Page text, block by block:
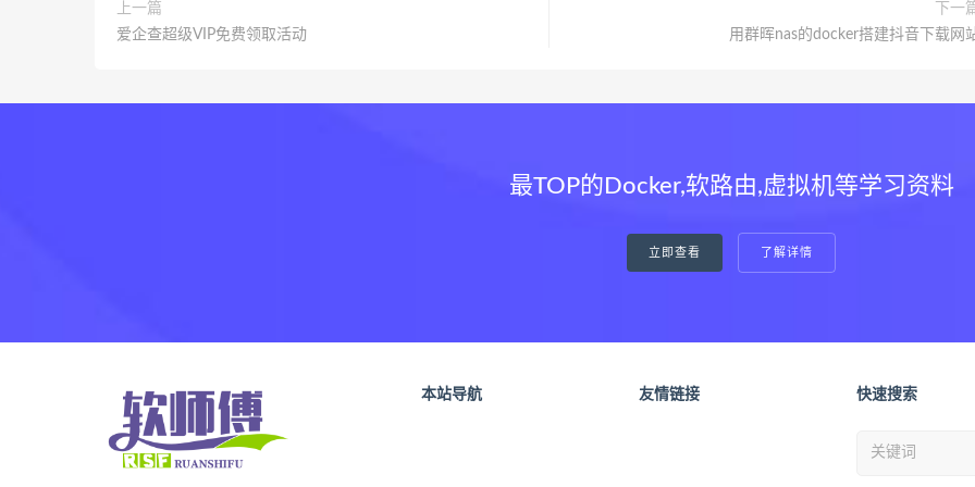
上一篇
爱企查超级VIP免费领取活动
下一
用群晖nas的docker搭建抖音下载网
最TOP的Docker,软路由,虚拟机等学习资料
立即查看 了解详情
本站导航 友情链接 快速搜索